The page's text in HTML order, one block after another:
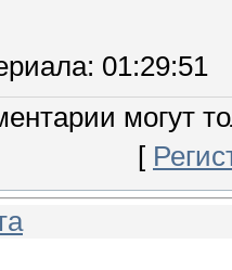
: 01:29:51
могут
[